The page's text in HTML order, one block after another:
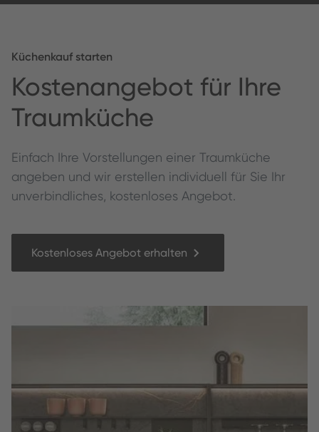
Küchenkauf starten
Kos­te­nange­bot für Ihre
Traumküche
Ein­fach Ihre Vorstel­lun­gen ein­er Traumküche
angeben und wir erstellen individuell für Sie Ihr
unverbindliches, kostenloses Angebot.
Kostenloses Angebot erhalten